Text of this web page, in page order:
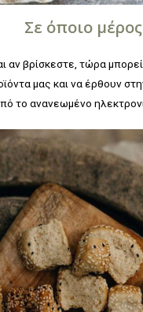
Σε όποιο μέρος
αν βρίσκεστε, τώρα
μας και να έρθουν
το ανανεωμένο